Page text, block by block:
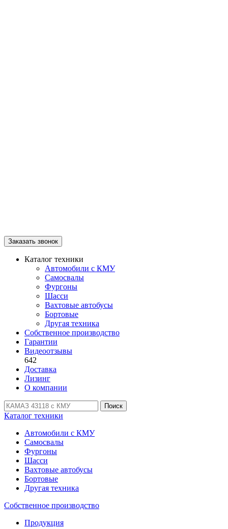
Заказать звонок
Каталог техники
Автомобили с КМУ
Самосвалы
Фургоны
Шасси
Вахтовые автобусы
Бортовые
Другая техника
Собственное производство
Гарантии
Видеоотзывы
642
Доставка
Лизинг
О компании
Поиск
Каталог техники
Автомобили с КМУ
Самосвалы
Фургоны
Шасси
Вахтовые автобусы
Бортовые
Другая техника
Собственное производство
Продукция